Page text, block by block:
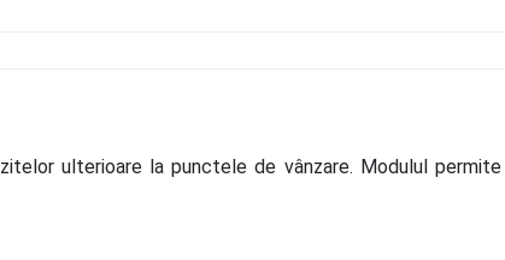
ulterioare la punctele de vânzare. Modulul